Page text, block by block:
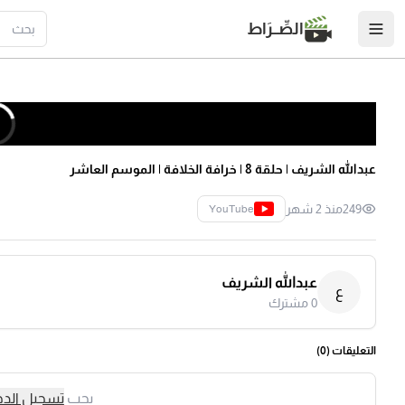
الصِّــرَاط
عبدالله الشريف | حلقة 8 | خرافة الخلافة | الموسم العاشر
249منذ 2 شهر YouTube
ع
عبدالله الشريف
0مشترك
التعليقات (0
)
يجبتسجيل